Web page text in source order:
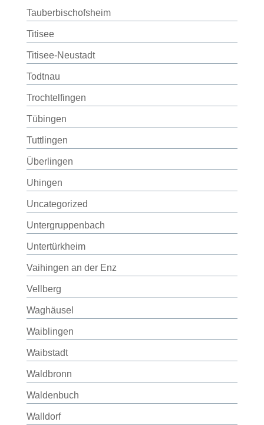
Tauberbischofsheim
Titisee
Titisee-Neustadt
Todtnau
Trochtelfingen
Tübingen
Tuttlingen
Überlingen
Uhingen
Uncategorized
Untergruppenbach
Untertürkheim
Vaihingen an der Enz
Vellberg
Waghäusel
Waiblingen
Waibstadt
Waldbronn
Waldenbuch
Walldorf